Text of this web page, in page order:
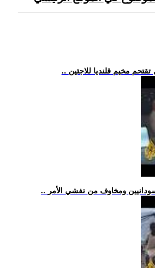
تقتحم مخيم قلنديا للاجئين
ومخاوف من تفشي الأمر